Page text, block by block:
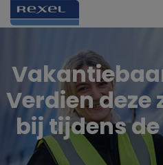
Verdien deze
bij tijdens